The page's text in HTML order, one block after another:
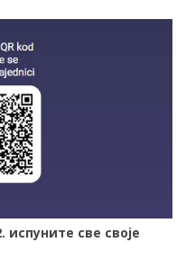
све своје